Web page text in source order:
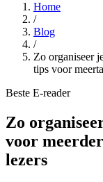
Home
/
Blog
/
Zo organiseer
tips voor
Beste E-reader
Zo
voor
lezers